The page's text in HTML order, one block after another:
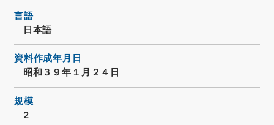
言語
日本語
資料作成年月日
昭和３９年１月２４日
規模
2